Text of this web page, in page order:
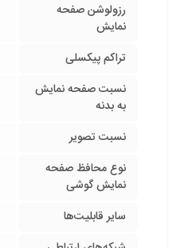
رزولوشن صفحه
نمایش
تراکم پیکسلی
نسبت صفحه‌ نمایش
به بدنه
نسبت تصویر
نوع محافظ صفحه
نمایش گوشی
سایر قابلیت‌ها